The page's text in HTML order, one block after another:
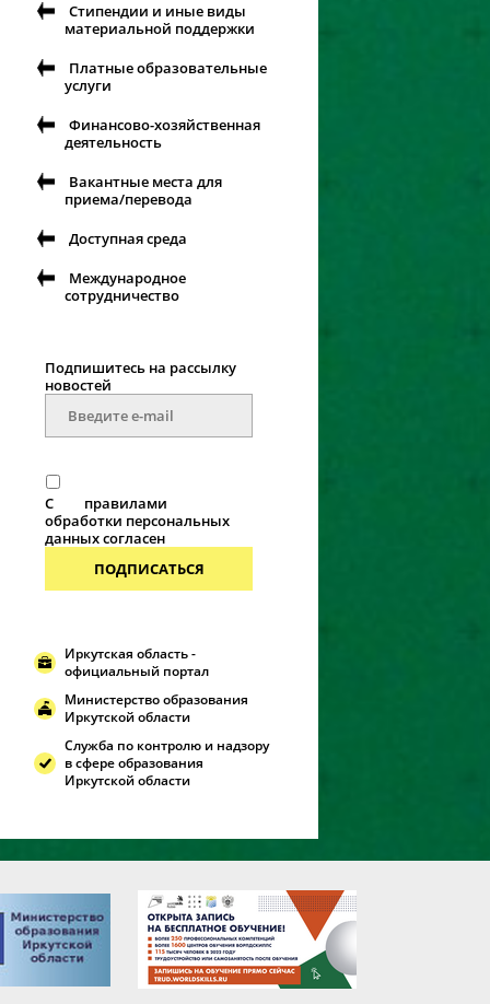
Стипендии и иные виды
материальной поддержки
Платные образовательные
услуги
Финансово-хозяйственная
деятельность
Вакантные места для
приема/перевода
Доступная среда
Международное
сотрудничество
Подпишитесь на рассылку
новостей
С
правилами
обработки персональных
данных согласен
ПОДПИСАТЬСЯ
Иркутская область -
официальный портал
Министерство образования
Иркутской области
Служба по контролю и надзору
в сфере образования
Иркутской области